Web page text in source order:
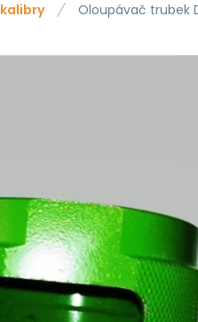
Oloupávač trubek